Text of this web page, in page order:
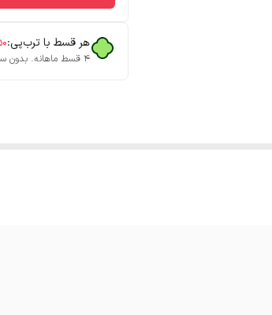
هر قسط با ترب‌پی:
۴ قسط ماهانه. بدون سود، چک و ضامن.